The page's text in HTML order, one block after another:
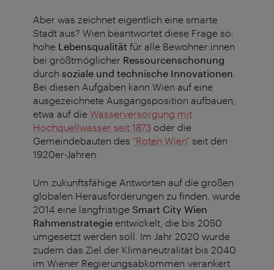
Aber was zeichnet eigentlich eine smarte
Stadt aus? Wien beantwortet diese Frage so:
hohe Lebensqualität für alle Bewohner:innen
bei größtmöglicher Ressourcenschonung
durch soziale und technische Innovationen
Bei diesen Aufgaben kann Wien auf eine
ausgezeichnete Ausgangsposition aufbauen,
etwa auf die Wasserversorgung mit
Hochquellwasser seit 1873 oder die
Gemeindebauten des "Roten Wien" seit den
1920er-Jahren.
Um zukunftsfähige Antworten auf die großen
globalen Herausforderungen zu finden, wurde
2014 eine langfristige Smart City Wien
Rahmenstrategie entwickelt, die bis 2050
umgesetzt werden soll. Im Jahr 2020 wurde
zudem das Ziel der Klimaneutralität bis 2040
im Wiener Regierungsabkommen verankert